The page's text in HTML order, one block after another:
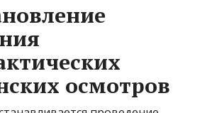
осмотров